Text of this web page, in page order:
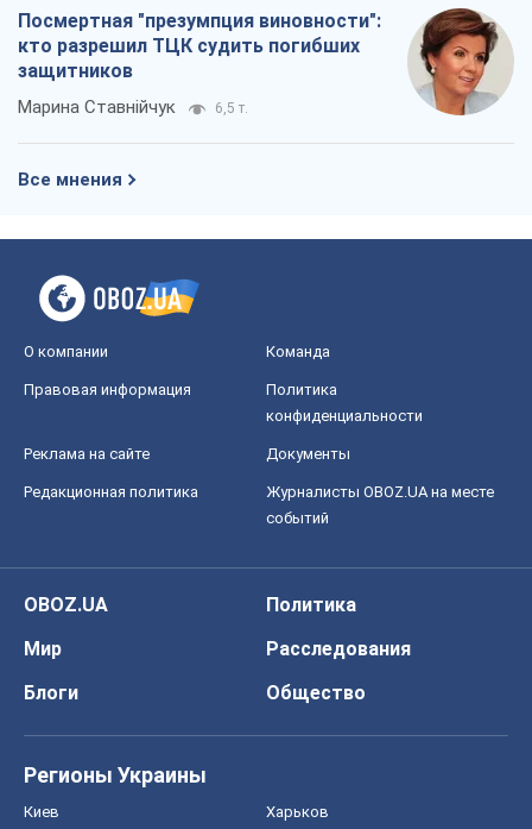
Посмертная "презумпция виновности":
кто разрешил ТЦК судить погибших
защитников
Марина Ставнійчук 6,5 т.
Все мнения
О компании Команда
Правовая информация
Политика
конфиденциальности
Реклама на сайте Документы
Редакционная политика
Журналисты OBOZ.UA на месте
событий
OBOZ.UA
Политика
Мир
Расследования
Блоги
Общество
Регионы Украины
Киев Харьков